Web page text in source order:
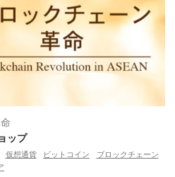
ップ
仮想通貨 ビットコイン
ブロックチェーン